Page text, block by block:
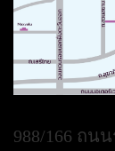
988/166 ถน